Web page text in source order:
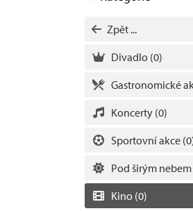
Zpět ...
Divadlo (0)
Gastronomické
Koncerty (0)
Sportovní akce
Pod širým
Kino (0)